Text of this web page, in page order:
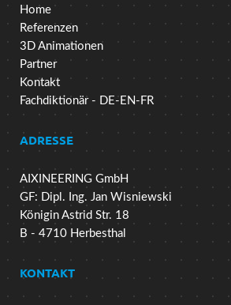
Home
Referenzen
3D Animationen
Partner
Kontakt
Fachdiktionär - DE-EN-FR
ADRESSE
AIXINEERING GmbH
GF: Dipl. Ing. Jan Wisniewski
Königin Astrid Str. 18
B - 4710 Herbesthal
KONTAKT